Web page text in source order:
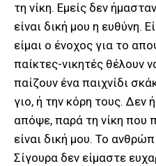
τη νίκη. Εμείς δεν
είναι δική μου η ευθύνη.
είμαι ο ένοχος για το
παίκτες-νικητές θέλουν
παίζουν ένα παιχνίδι
γιο, ή την κόρη τους. Δεν
απόψε, παρά τη νίκη που
είναι δική μου. Το
Σίγουρα δεν είμαστε